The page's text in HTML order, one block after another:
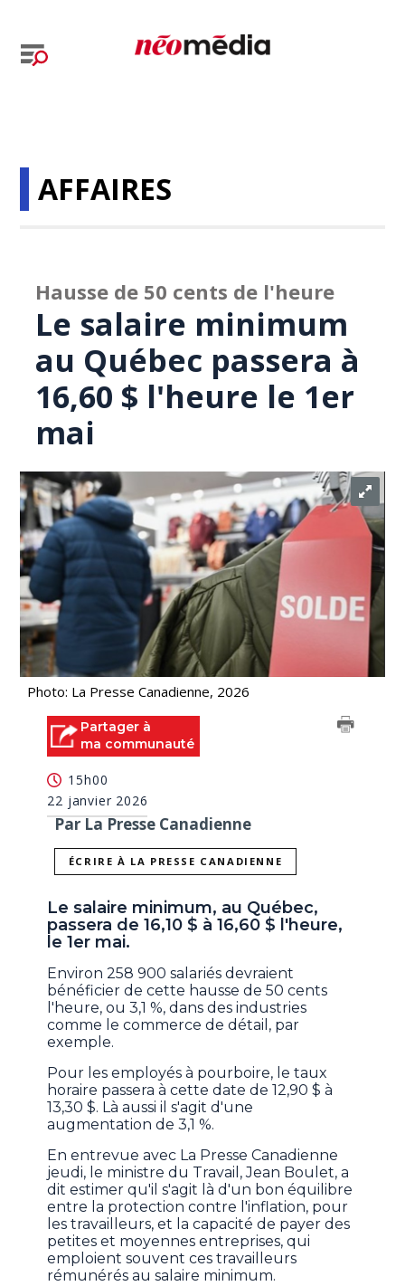
AFFAIRES
Hausse de 50 cents de l'heure
Le salaire minimum
au Québec passera à
16,60 $ l'heure le 1er
mai
Photo: La Presse Canadienne, 2026
Partager à
ma communauté
15h00
22 janvier 2026
Par La Presse Canadienne
ÉCRIRE À LA PRESSE CANADIENNE
Le salaire minimum, au Québec,
passera de 16,10 $ à 16,60 $ l'heure,
le 1er mai.
Environ 258 900 salariés devraient
bénéficier de cette hausse de 50 cents
l'heure, ou 3,1 %, dans des industries
comme le commerce de détail, par
exemple.
Pour les employés à pourboire, le taux
horaire passera à cette date de 12,90 $ à
13,30 $. Là aussi il s'agit d'une
augmentation de 3,1 %.
En entrevue avec La Presse Canadienne
jeudi, le ministre du Travail, Jean Boulet, a
dit estimer qu'il s'agit là d'un bon équilibre
entre la protection contre l'inflation, pour
les travailleurs, et la capacité de payer des
petites et moyennes entreprises, qui
emploient souvent ces travailleurs
rémunérés au salaire minimum.